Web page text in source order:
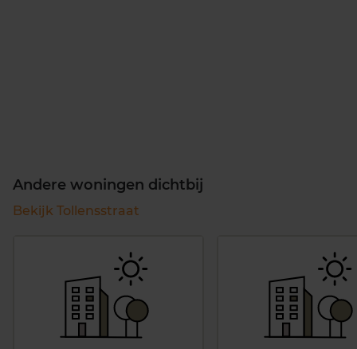
Andere woningen dichtbij
Bekijk Tollensstraat